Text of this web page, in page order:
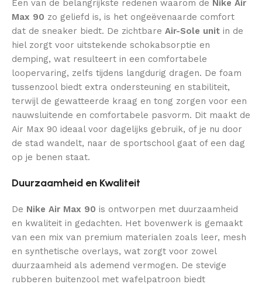
Een van de belangrijkste redenen waarom de Nike Air
Max 90 zo geliefd is, is het ongeëvenaarde comfort
dat de sneaker biedt. De zichtbare Air-Sole unit in de
hiel zorgt voor uitstekende schokabsorptie en
demping, wat resulteert in een comfortabele
loopervaring, zelfs tijdens langdurig dragen. De foam
tussenzool biedt extra ondersteuning en stabiliteit,
terwijl de gewatteerde kraag en tong zorgen voor een
nauwsluitende en comfortabele pasvorm. Dit maakt de
Air Max 90 ideaal voor dagelijks gebruik, of je nu door
de stad wandelt, naar de sportschool gaat of een dag
op je benen staat.
Duurzaamheid en Kwaliteit
De Nike Air Max 90 is ontworpen met duurzaamheid
en kwaliteit in gedachten. Het bovenwerk is gemaakt
van een mix van premium materialen zoals leer, mesh
en synthetische overlays, wat zorgt voor zowel
duurzaamheid als ademend vermogen. De stevige
rubberen buitenzool met wafelpatroon biedt